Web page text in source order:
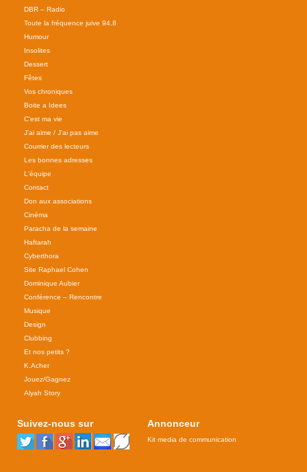
DBR – Radio
Toute la fréquence juive 94.8
Humour
Insolites
Dessert
Fêtes
Vos chroniques
Boite a Idees
C'est ma vie
J'ai aime / J'ai pas aime
Courrier des lecteurs
Les bonnes adresses
L'équipe
Contact
Don aux associations
Cinéma
Paracha de la semaine
Haftarah
Cyberthora
Site Raphael Cohen
Dominique Aubier
Conférence – Rencontre
Musique
Design
Clubbing
Et nos petits ?
K.Acher
Jouez/Gagnez
Alyah Story
Suivez-nous sur Annonceur
Kit media de communication